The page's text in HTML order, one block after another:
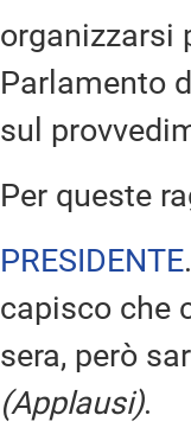
organizzarsi
Parlamento
sul
Per queste
PRESIDENTE
capisco che
sera, però
(Applausi).